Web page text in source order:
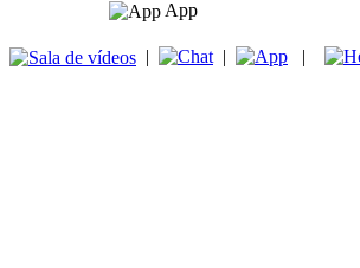
App
| | |